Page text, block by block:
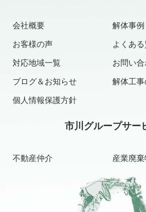
会社概要
解体事
お客様の声
よくあ
対応地域一覧
お問い
ブログ＆お知らせ
解体工
個人情報保護方針
市川グループサー
不動産仲介 産業廃